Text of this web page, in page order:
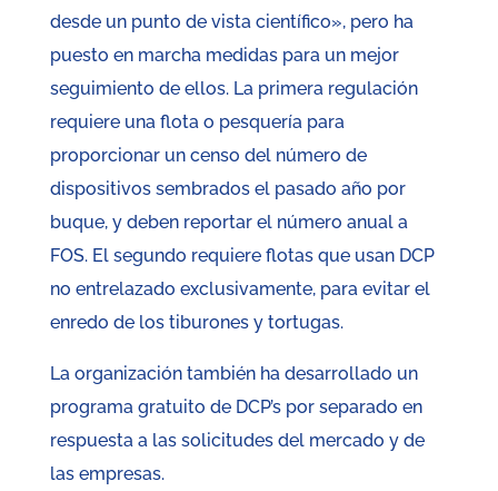
desde un punto de vista científico», pero ha
puesto en marcha medidas para un mejor
seguimiento de ellos. La primera regulación
requiere una flota o pesquería para
proporcionar un censo del número de
dispositivos sembrados el pasado año por
buque, y deben reportar el número anual a
FOS. El segundo requiere flotas que usan DCP
no entrelazado exclusivamente, para evitar el
enredo de los tiburones y tortugas.
La organización también ha desarrollado un
programa gratuito de DCP’s por separado en
respuesta a las solicitudes del mercado y de
las empresas.